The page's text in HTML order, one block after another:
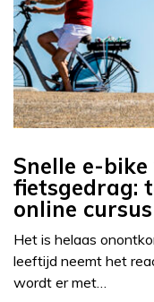
Snelle e-
fietsgedrag:
online cursus
Het is helaas
leeftijd neemt het
wordt er met…